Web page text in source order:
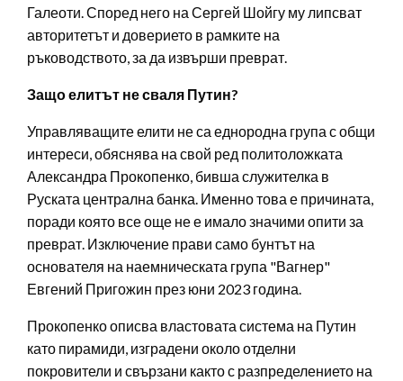
Галеоти. Според него на Сергей Шойгу му липсват
авторитетът и доверието в рамките на
ръководството, за да извърши преврат.
Защо елитът не сваля Путин?
Управляващите елити не са еднородна група с общи
интереси, обяснява на свой ред политоложката
Александра Прокопенко, бивша служителка в
Руската централна банка. Именно това е причината,
поради която все още не е имало значими опити за
преврат. Изключение прави само бунтът на
основателя на наемническата група "Вагнер"
Евгений Пригожин през юни 2023 година.
Прокопенко описва властовата система на Путин
като пирамиди, изградени около отделни
покровители и свързани както с разпределението на